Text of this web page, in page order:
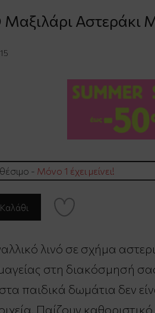
Αστεράκι
- Μόνο 1 έχει μείνει!
λινό σε σχήμα
στη διακόσμησή
παιδικά δωμάτια δεν
Παίζουν